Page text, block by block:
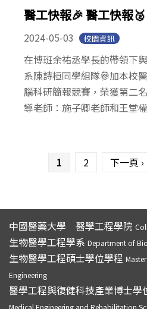
醫工快報🎉 醫工快報🥈
2024-05-03 校園資訊
在博班余祐丞學長的帶領下
系陳詩桓同學組隊參加本校
腦科研簡報競賽，榮獲第二
導老師：施子卿老師和王堂
1 2 下一頁 ›
中國醫藥大學 醫學工程學院
生物醫學工程學系 Department of
生物醫學工程碩士學位學程
Engineering
醫學工程與復健科技產業博士學
Medical Engineering and Rehabilitation